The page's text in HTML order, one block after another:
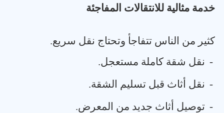
خدمة مثالية للانتقالات المفاجئة
كثير من الناس تتفاجأ وتحتاج نقل سريع.
- نقل شقة كاملة مستعجل.
- نقل أثاث قبل تسليم الشقة.
- توصيل أثاث جديد من المعرض.